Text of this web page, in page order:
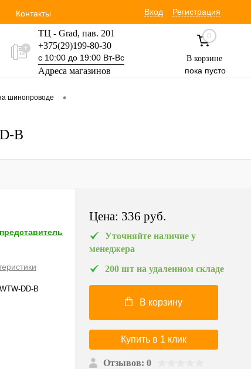
Контакты Вход Регистрация
ТЦ - Grad, пав. 201
+375(29)199-80-30
с 10:00 до 19:00 Вт-Вс
Адреса магазинов
+375(29)354-30-60
0
В корзине
пока пусто
шинопроводе •
B
DD-B
Цена: 336 pуб.
Уточняйте наличие у
менеджера
200 шт на удаленном складе
В корзину
Купить в 1 клик
Отзывов: 0